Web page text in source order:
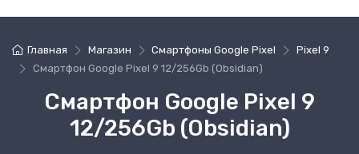
Главная Магазин Смартфоны Google Pixel
Pixel 9
Смартфон Google Pixel 9 12/256Gb (Obsidian)
Смартфон Google Pixel 9
12/256Gb (Obsidian)